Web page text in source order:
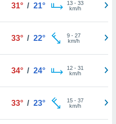
31° / 21° 13- 33
km/h
33° / 22° 9- 27
km/h
34° / 24° 12- 31
km/h
33° / 23° 15- 37
km/h